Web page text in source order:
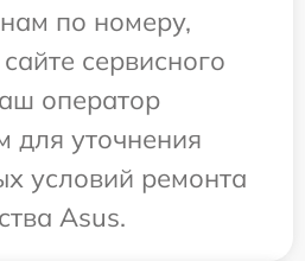
по номеру,
сервисного
оператор
для уточнения
условий ремонта
Asus.